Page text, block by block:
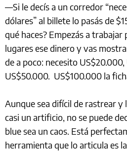
—Si le decís a un corredor
dólares” al billete lo pasás de
qué haces? Empezás a
lugares ese dinero y vas
de a poco: necesito US$20.000,
US$50.000. US$100.000 la
Aunque sea difícil de rastrear y
casi un artificio, no se puede
blue sea un caos. Está
herramienta que lo articula es